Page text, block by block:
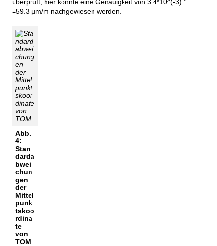
überprüft; hier konnte eine Genauigkeit von 3.4*10^(-3) °
=59.3 µm/m nachgewiesen werden.
Abb.
4:
Stan
darda
bwei
chun
gen
der
Mittel
punk
tskoo
rdina
te
von
TOM